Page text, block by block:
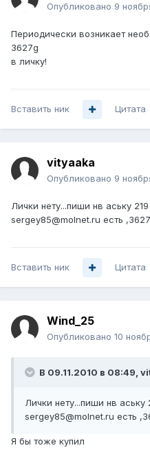
Опубликовано 9
Периодически возникает
3627g
в личку!
Вставить ник Цитата
vityaaka
Опубликовано 9
Лички нету...пиши нв аську
sergey85@molnet.ru есть
Вставить ник Цитата
Wind_25
Опубликовано 10
В 09.11.2010 в 08:49,
Лички нету...пиши нв
sergey85@molnet.ru есть
Я бы тоже купил